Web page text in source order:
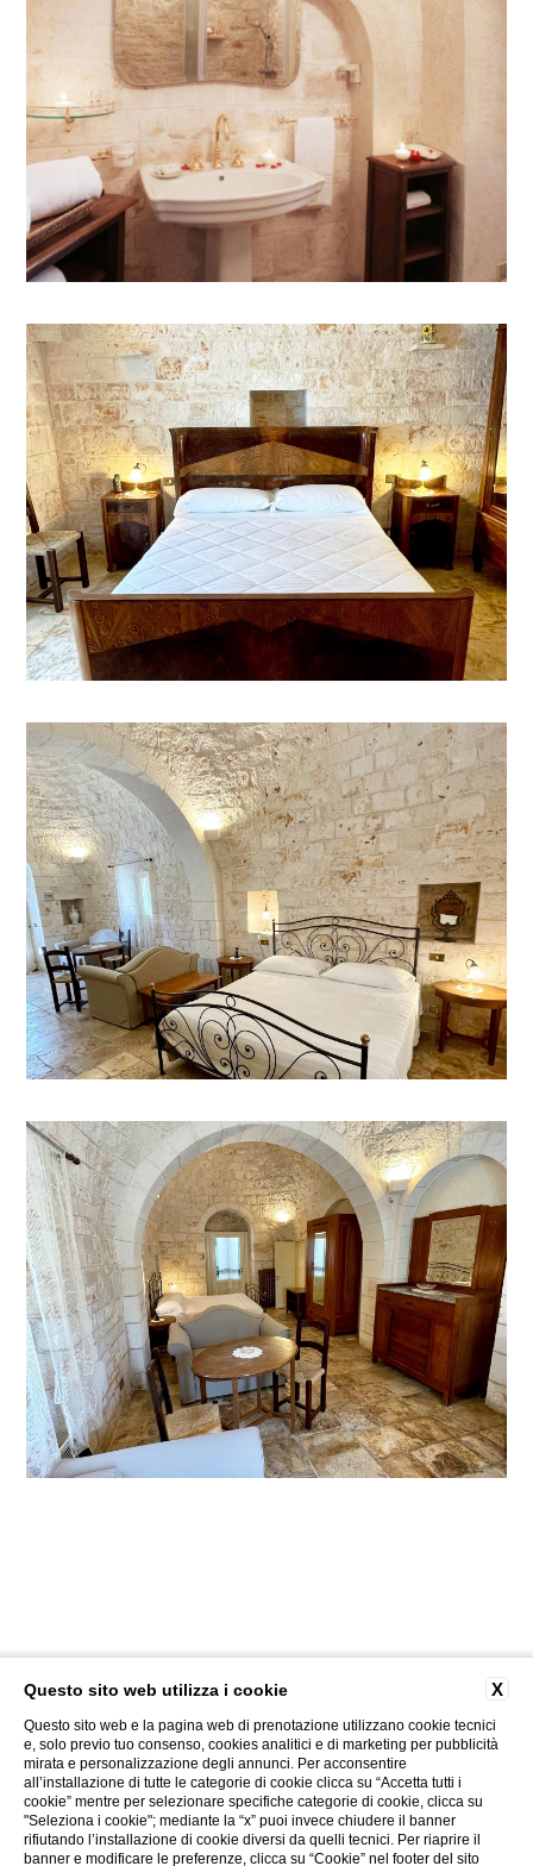
CONTATTI DATI SOCIETARI
COOKIE POLICY ACCESSIBILITÀ
Tenuta Monacelle
Strada Monacelle, 70043 Monopoli BA
Tel.+39 080 930.99.42
X
Questo sito web utilizza i cookie
Questo sito web e la pagina web di prenotazione utilizzano cookie tecnici
e, solo previo tuo consenso, cookies analitici e di marketing per pubblicità
mirata e personalizzazione degli annunci. Per acconsentire
all’installazione di tutte le categorie di cookie clicca su “Accetta tutti i
cookie” mentre per selezionare specifiche categorie di cookie, clicca su
"Seleziona i cookie"; mediante la “x” puoi invece chiudere il banner
rifiutando l’installazione di cookie diversi da quelli tecnici. Per riaprire il
banner e modificare le preferenze, clicca su “Cookie” nel footer del sito